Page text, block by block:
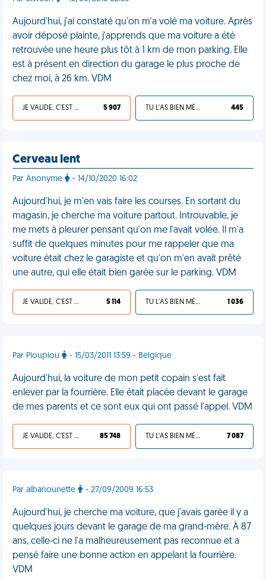
Aujourd'hui, j'ai constaté qu'on m'a volé ma voiture. Après
avoir déposé plainte, j'apprends que ma voiture a été
retrouvée une heure plus tôt à 1 km de mon parking. Elle
est à présent en direction du garage le plus proche de
chez moi, à 26 km. VDM
JE VALIDE, C'EST UNE VDM 5 907 TU L'AS BIEN MÉRITÉ 445
Cerveau lent
Par Anonyme - 14/10/2020 16:02
Aujourd'hui, je m'en vais faire les courses. En sortant du
magasin, je cherche ma voiture partout. Introuvable, je
me mets à pleurer pensant qu'on me l'avait volée. Il m'a
suffit de quelques minutes pour me rappeler que ma
voiture était chez le garagiste et qu'on m'en avait prêté
une autre, qui elle était bien garée sur le parking. VDM
JE VALIDE, C'EST UNE VDM 5 114 TU L'AS BIEN MÉRITÉ 1 036
Par Pioupiou - 15/03/2011 13:59 - Belgique
Aujourd'hui, la voiture de mon petit copain s'est fait
enlever par la fourrière. Elle était placée devant le garage
de mes parents et ce sont eux qui ont passé l'appel. VDM
JE VALIDE, C'EST UNE VDM 85 748 TU L'AS BIEN MÉRITÉ 7 087
Par albanounette - 27/09/2009 16:53
Aujourd'hui, je cherche ma voiture, que j'avais garée il y a
quelques jours devant le garage de ma grand-mère. À 87
ans, celle-ci ne l'a malheureusement pas reconnue et a
pensé faire une bonne action en appelant la fourrière.
VDM